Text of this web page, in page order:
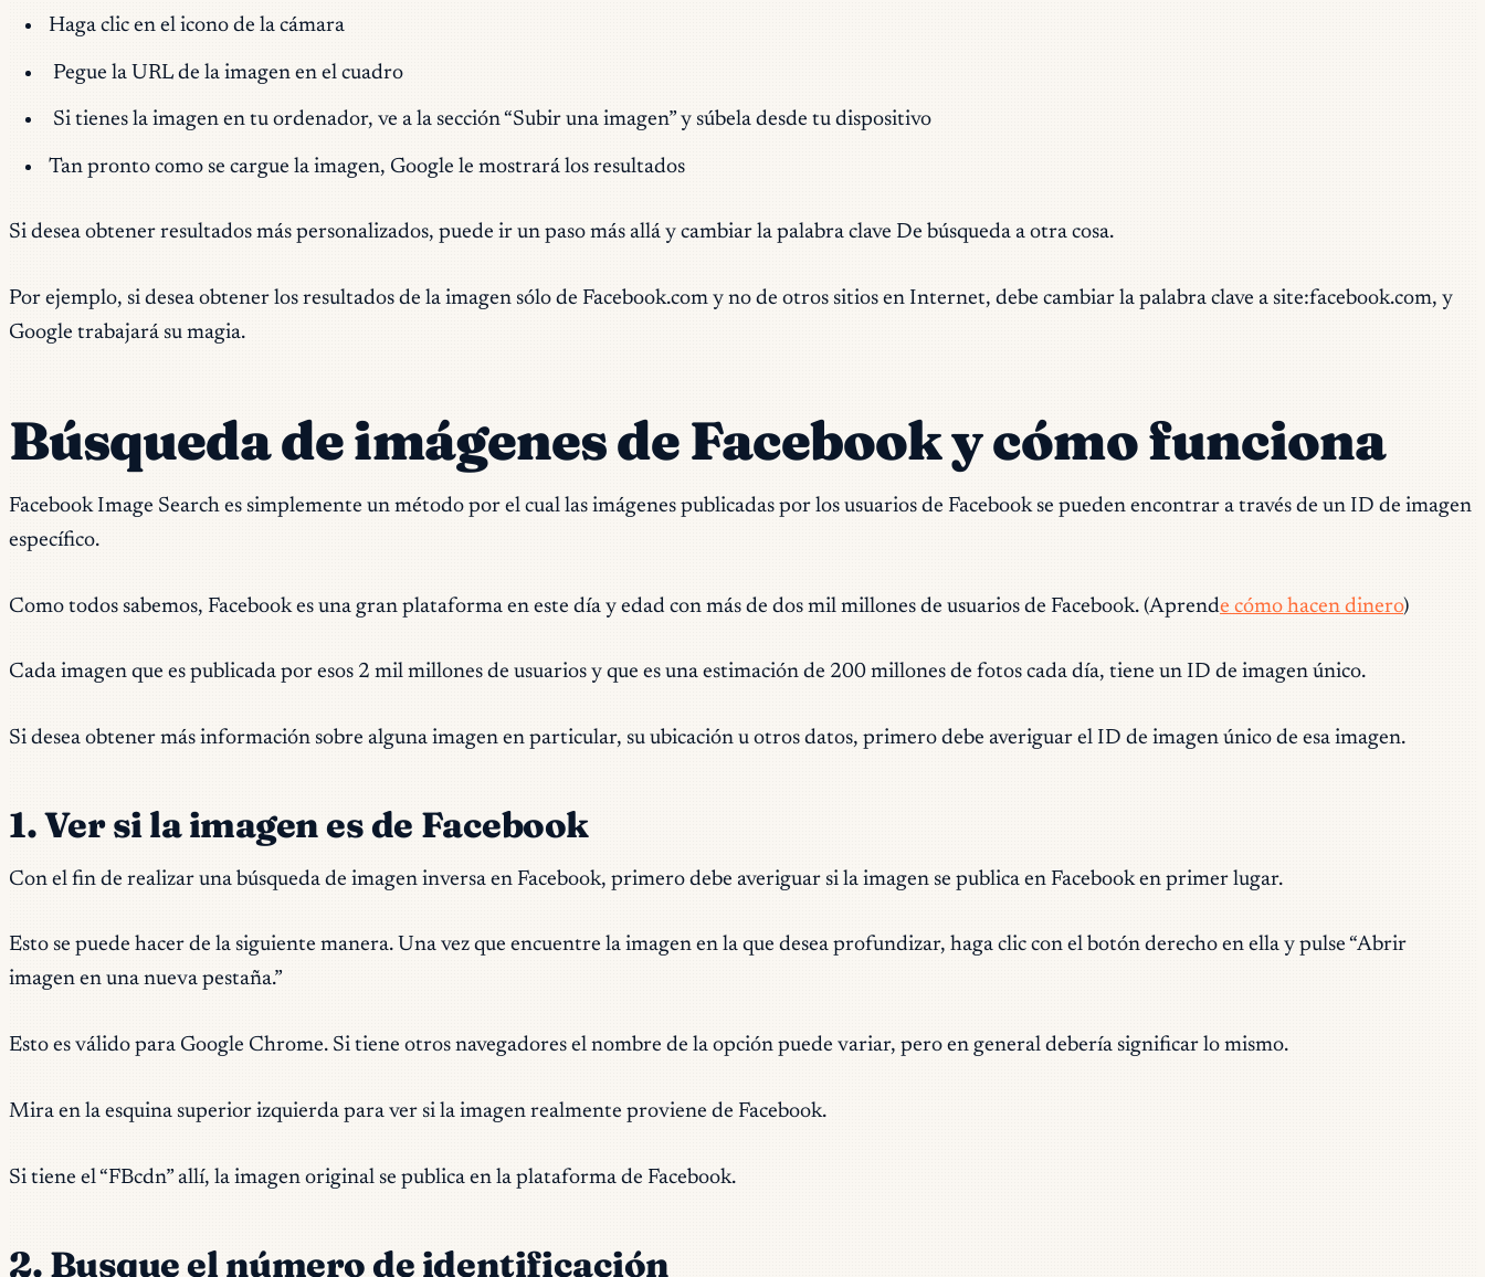
Haga clic en el icono de la cámara
Pegue la URL de la imagen en el cuadro
Si tienes la imagen en tu ordenador, ve a la sección “Subir una imagen” y súbela desde tu dispositivo
Tan pronto como se cargue la imagen, Google le mostrará los resultados
Si desea obtener resultados más personalizados, puede ir un paso más allá y cambiar la palabra clave De búsqueda a otra cosa.
Por ejemplo, si desea obtener los resultados de la imagen sólo de Facebook.com y no de otros sitios en Internet, debe cambiar la palabra clave a site:facebook.com, y
Google trabajará su magia.
Búsqueda de imágenes de Facebook y cómo funciona
Facebook Image Search es simplemente un método por el cual las imágenes publicadas por los usuarios de Facebook se pueden encontrar a través de un ID de imagen
específico.
Como todos sabemos, Facebook es una gran plataforma en este día y edad con más de dos mil millones de usuarios de Facebook. (Aprende cómo hacen dinero)
Cada imagen que es publicada por esos 2 mil millones de usuarios y que es una estimación de 200 millones de fotos cada día, tiene un ID de imagen único.
Si desea obtener más información sobre alguna imagen en particular, su ubicación u otros datos, primero debe averiguar el ID de imagen único de esa imagen.
1. Ver si la imagen es de Facebook
Con el fin de realizar una búsqueda de imagen inversa en Facebook, primero debe averiguar si la imagen se publica en Facebook en primer lugar.
Esto se puede hacer de la siguiente manera. Una vez que encuentre la imagen en la que desea profundizar, haga clic con el botón derecho en ella y pulse “Abrir
imagen en una nueva pestaña.”
Esto es válido para Google Chrome. Si tiene otros navegadores el nombre de la opción puede variar, pero en general debería significar lo mismo.
Mira en la esquina superior izquierda para ver si la imagen realmente proviene de Facebook.
Si tiene el “FBcdn” allí, la imagen original se publica en la plataforma de Facebook.
2. Busque el número de identificación